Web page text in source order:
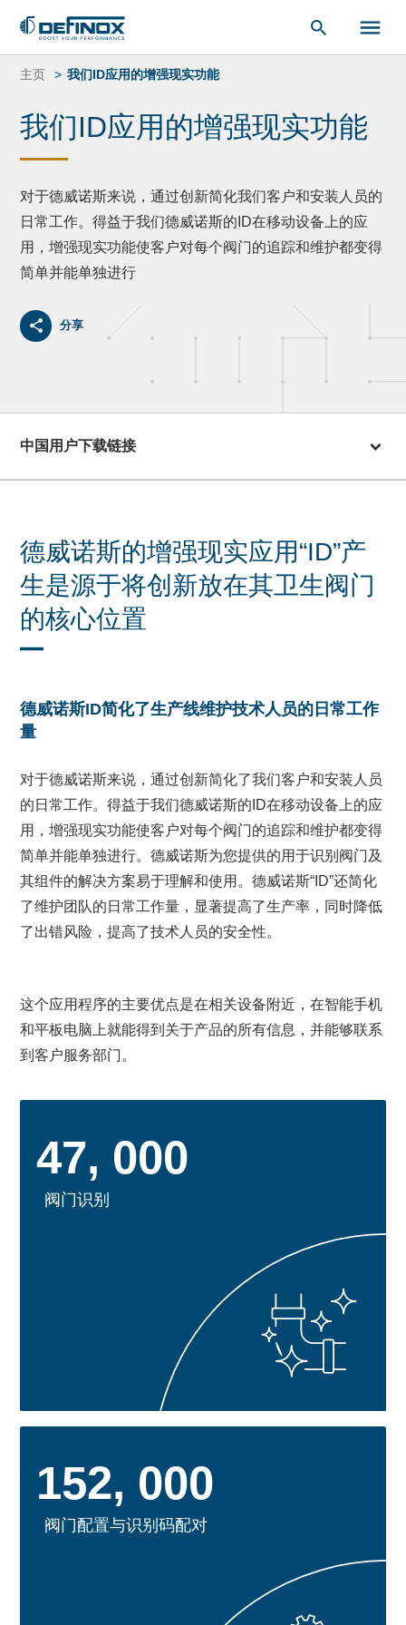
跳
内
容
索：
主页 我们ID应用的增强现实功能
我们ID应用的增强现实功能
对于德威诺斯来说，通过创新简化我们客户和安装人员的
日常工作。得益于我们德威诺斯的ID在移动设备上的应
用，增强现实功能使客户对每个阀门的追踪和维护都变得
简单并能单独进行
分享
中国用户下载链接
德威诺斯的增强现实应用“ID”产
生是源于将创新放在其卫生阀门
的核心位置
德威诺斯ID简化了生产线维护技术人员的日常工作
量
对于德威诺斯来说，通过创新简化了我们客户和安装人员
的日常工作。得益于我们德威诺斯的ID在移动设备上的应
用，增强现实功能使客户对每个阀门的追踪和维护都变得
简单并能单独进行。德威诺斯为您提供的用于识别阀门及
其组件的解决方案易于理解和使用。德威诺斯“ID”还简化
了维护团队的日常工作量，显著提高了生产率，同时降低
了出错风险，提高了技术人员的安全性。
这个应用程序的主要优点是在相关设备附近，在智能手机
和平板电脑上就能得到关于产品的所有信息，并能够联系
到客户服务部门。
47, 000
阀门识别
152, 000
阀门配置与识别码配对